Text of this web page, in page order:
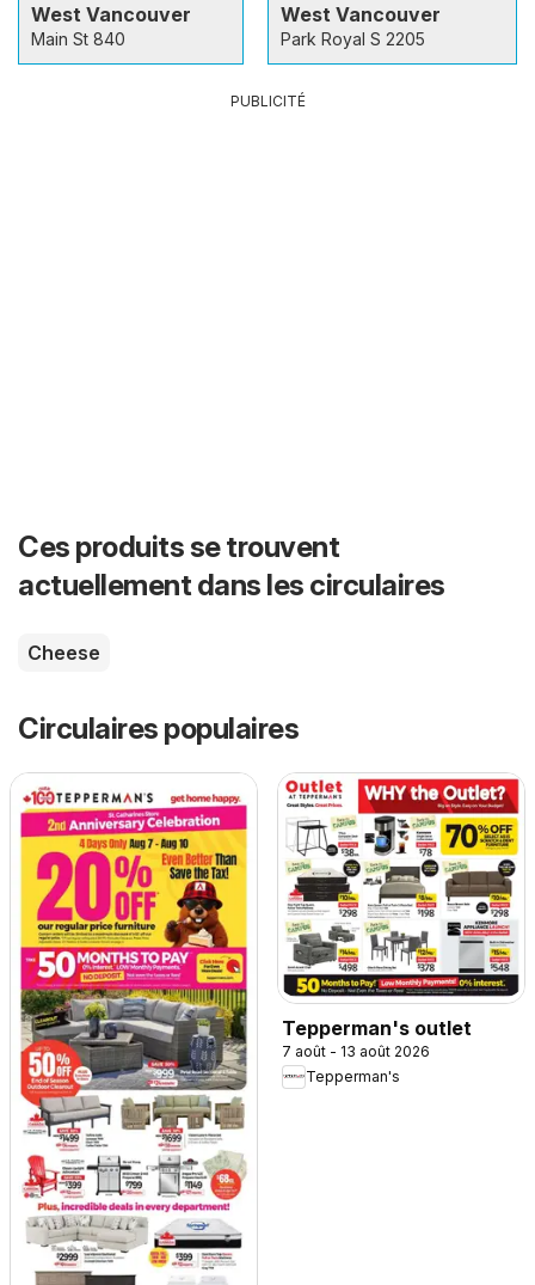
West Vancouver
Main St 840
West Vancouver
Park Royal S 2205
PUBLICITÉ
Ces produits se trouvent
actuellement dans les circulaires
Cheese
Circulaires populaires
Tepperman's outlet
7 août - 13 août 2026
Tepperman's